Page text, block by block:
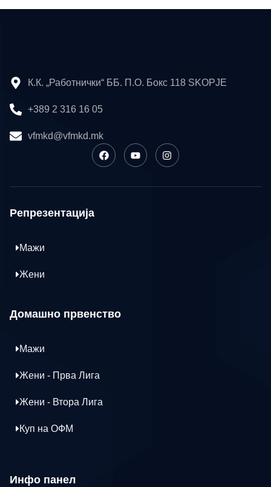
К.К. „Работнички“ ББ. П.О. Бокс 118 SKOPJE
+389 2 316 16 05
vfmkd@vfmkd.mk
Репрезентација
Мажи
Жени
Домашно првенство
Мажи
Жени - Прва Лига
Жени - Втора Лига
Куп на ОФМ
Инфо панел